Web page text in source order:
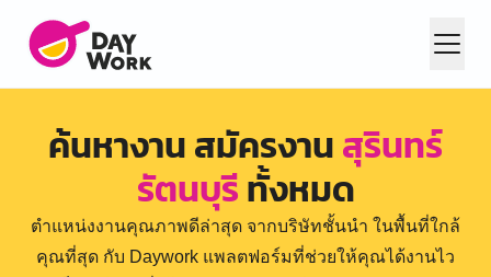
ค้นหางาน สมัครงานสุรินทร์
รัตนบุรีทั้งหมด
ตำแหน่งงานคุณภาพดีล่าสุด จากบริษัทชั้นนำ ในพื้นที่ใกล้
คุณที่สุด กับ Daywork แพลตฟอร์มที่ช่วยให้คุณได้งานไว